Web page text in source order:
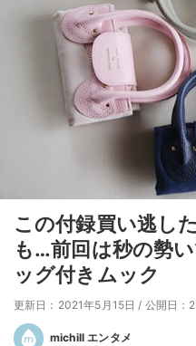
この付録買い逃し
も…前回は秒の勢
ッグ付きムック
更新日：2021年5月15日 / 公開日：
michill エンタメ